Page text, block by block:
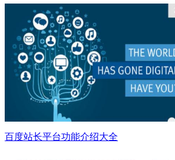
百度站长平台功能介绍大全